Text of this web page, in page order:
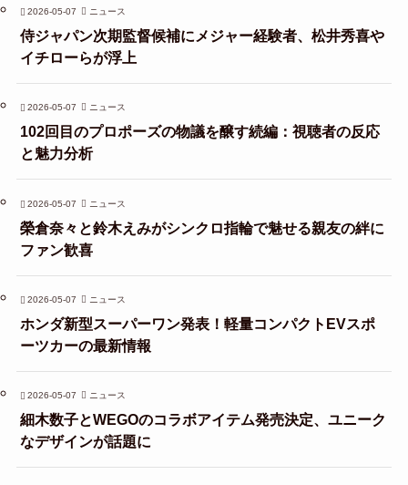
2026-05-07 ニュース
侍ジャパン次期監督候補にメジャー経験者、松井秀喜や
イチローらが浮上
2026-05-07 ニュース
102回目のプロポーズの物議を醸す続編：視聴者の反応
と魅力分析
2026-05-07 ニュース
榮倉奈々と鈴木えみがシンクロ指輪で魅せる親友の絆に
ファン歓喜
2026-05-07 ニュース
ホンダ新型スーパーワン発表！軽量コンパクトEVスポ
ーツカーの最新情報
2026-05-07 ニュース
細木数子とWEGOのコラボアイテム発売決定、ユニーク
なデザインが話題に